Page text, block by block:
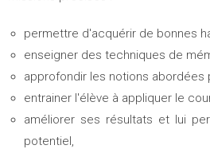
permettre d'acquérir de bonnes
enseigner des techniques de
approfondir les notions abordées
entrainer l'élève à appliquer le
améliorer ses résultats et lui
potentiel,